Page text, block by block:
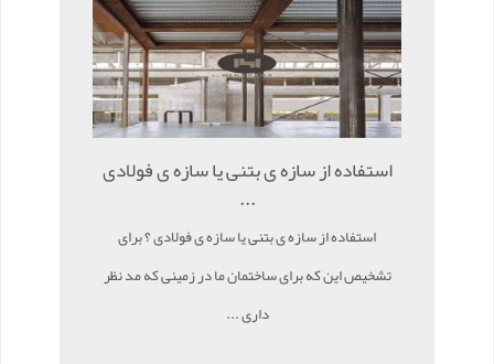
استفاده از سازه ی بتنی یا سازه ی فولادی
...
استفاده از سازه ی بتنی یا سازه ی فولادی ؟ برای
تشخیص این که برای ساختمان ما در زمینی که مد نظر
داری ...